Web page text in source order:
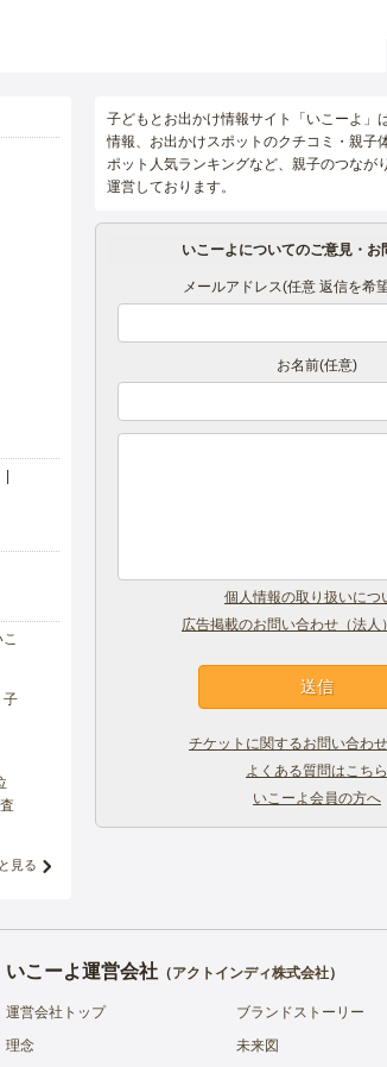
子
見る
子どもとお出かけ情報サイト「いこーよ」
情報、お出かけスポットのクチコミ・親子
ポット人気ランキングなど、親子のつなが
運営しております。
いこーよについてのご意見・お
メールアドレス(任意 返信を希
お名前(任意)
個人情報の取り扱いにつ
広告掲載のお問い合わせ（法人
チケットに関するお問い合わ
よくある質問はこちら
いこーよ会員の方へ
いこーよ運営会社（アクトインディ株式会社）
運営会社トップ
ブランドストーリー
理念
未来図